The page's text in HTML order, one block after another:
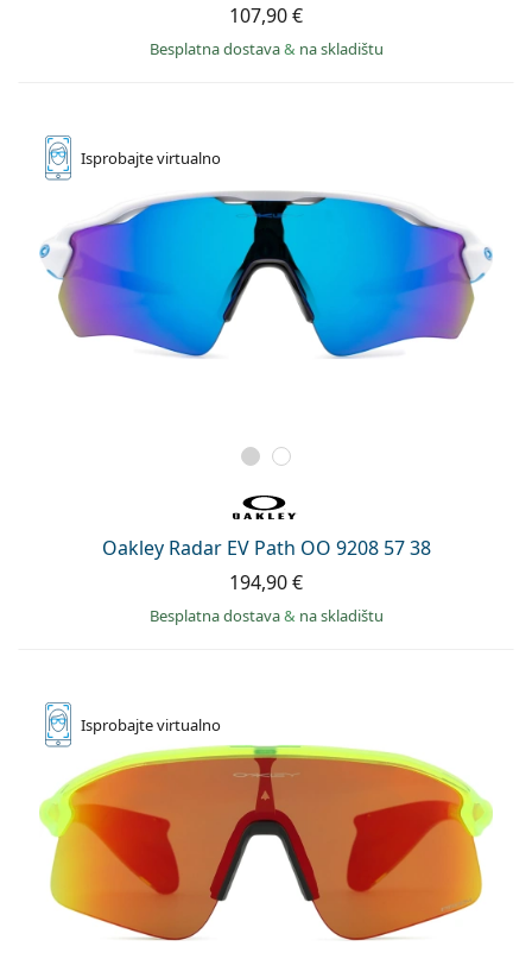
107,90 €
Besplatna dostava& na skladištu
Isprobajtevirtualno
Oakley Radar EV Path OO 9208 57 38
194,90 €
Besplatna dostava& na skladištu
Isprobajtevirtualno